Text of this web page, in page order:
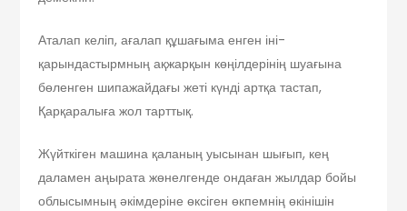
Аталап келіп, ағалап құшағыма енген іні-
қарындастырмның ақжарқын көңілдерінің шуағына
бөленген шипажайдағы жеті күнді артқа тастап,
Қарқаралыға жол тарттық.
Жүйткіген машина қаланың уысынан шығып, кең
даламен аңырата жөнелгенде ондаған жылдар бойы
облысымның әкімдеріне өксіген өкпемнің өкінішін